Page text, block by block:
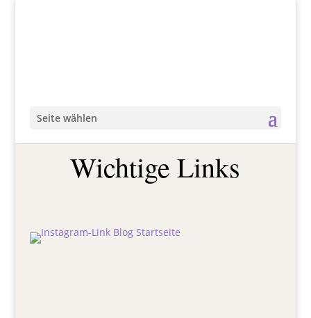
Seite wählen
Wichtige Links